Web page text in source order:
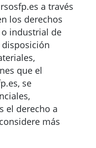
a través
los derechos
industrial de
que el
se
el derecho a
más